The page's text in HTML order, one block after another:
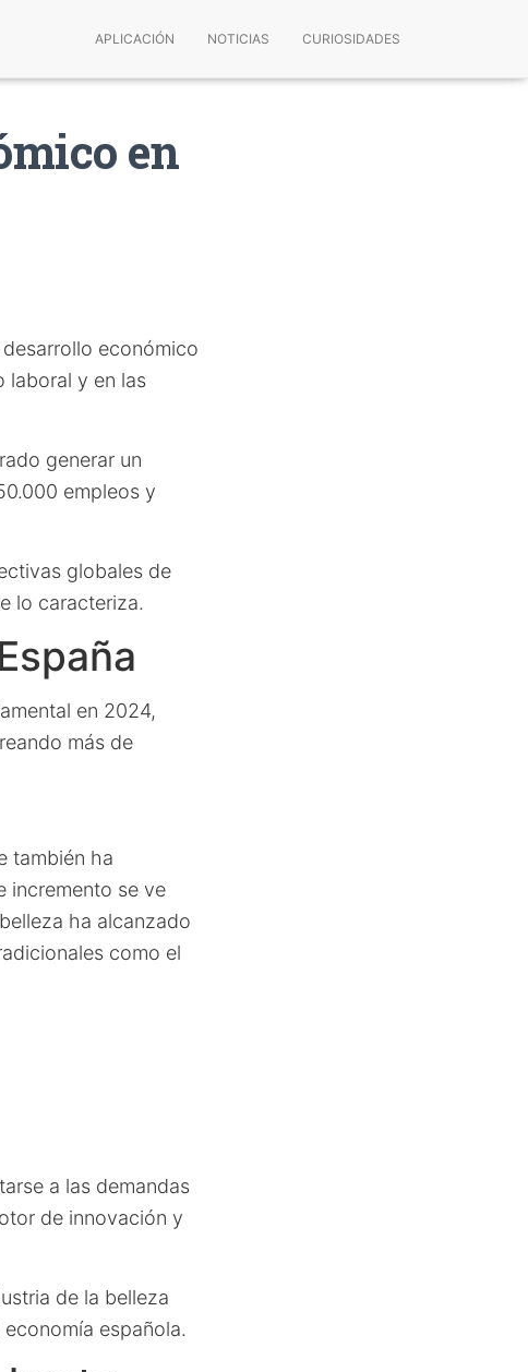
APLICACIÓN NOTICIAS CURIOSIDADES
en
económico
laboral y en las
generar un
empleos y
globales de
lo caracteriza.
en 2024,
más de
también ha
incremento se ve
ha alcanzado
como el
a las demandas
de innovación y
de la belleza
española.